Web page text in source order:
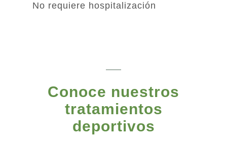
No requiere hospitalización
Conoce nuestros
tratamientos
deportivos